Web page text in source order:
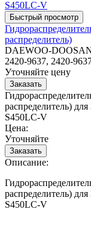
распределитель)
DAEWOO-
2420-9637, 2420-
Уточняйте цену
распределитель)
S450LC-V
Цена:
Уточняйте
Описание:
распределитель)
S450LC-V